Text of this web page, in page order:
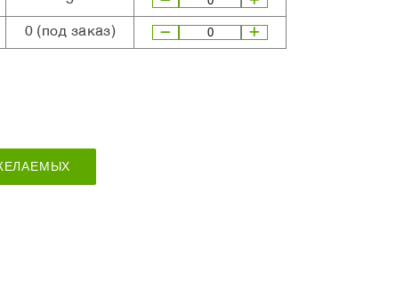
0 (под заказ)